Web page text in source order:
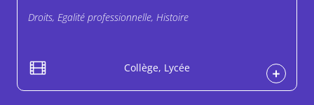
Droits, Egalité professionnelle, Histoire
Collège, Lycée